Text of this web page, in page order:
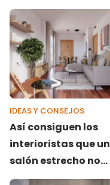
composiciones de
cuadros
IDEAS Y CONSEJOS
Así consiguen los
interioristas que un
salón estrecho no
parezca un pasillo